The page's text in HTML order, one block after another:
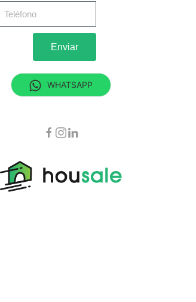
Enviar
WHATSAPP